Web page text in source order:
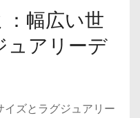
幅広い世
ュアリーデ
ズとラグジュアリー